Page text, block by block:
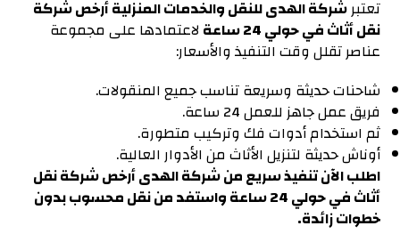
تعتبرشركة الهدى للنقل والخدمات المنزلية أرخص شركة
نقل أثاث في حولي 24 ساعة
لاعتمادها على مجموعة
عناصر تقلل وقت التنفيذ والأسعار:
شاحنات حديثة وسريعة تناسب جميع المنقولات.
فريق عمل جاهز للعمل 24 ساعة.
ثم استخدام أدوات فك وتركيب متطورة.
أوناش حديثة لتنزيل الأثاث من الأدوار العالية.
اطلب الآن تنفيذ سريع من شركة الهدى أرخص شركة نقل
أثاث في حولي 24 ساعة واستفد من نقل محسوب بدون
خطوات زائدة.